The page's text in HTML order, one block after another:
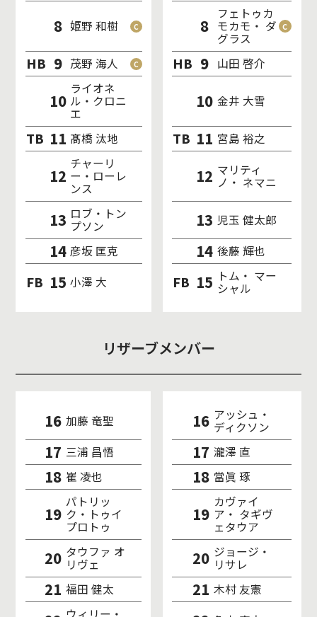
8 姫野 和樹 8
フェトゥカ
モカモ・ ダ
グラス
HB 9 茂野 海人 HB 9 山田 啓介
10
ライオネ
ル・クロニ
エ
10 金井 大雪
TB 11 髙橋 汰地 TB 11 宮島 裕之
12
チャーリ
ー・ローレ
ンス
12 マリティ
ノ・ ネマニ
13 ロブ・トン
プソン 13 児玉 健太郎
14 彦坂 匡克 14 後藤 輝也
FB 15 小澤 大 FB 15 トム・ マー
シャル
リザーブメンバー
16 加藤 竜聖 16 アッシュ・
ディクソン
17 三浦 昌悟 17 瀧澤 直
18 崔 凌也 18 當眞 琢
19
パトリッ
ク・トゥイ
プロトゥ
19
カヴァイ
ア・ タギヴ
ェタウア
20 タウファ オ
リヴェ 20 ジョージ・
リサレ
21 福田 健太 21 木村 友憲
ウィリー・